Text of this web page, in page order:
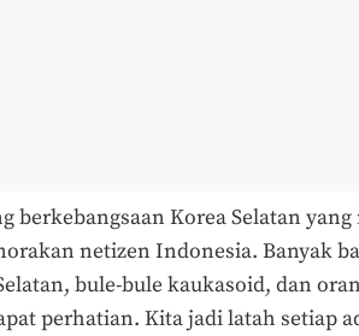
berkebangsaan Korea Selatan
netizen Indonesia. Banyak
bule-bule kaukasoid, dan
perhatian. Kita jadi latah setiap